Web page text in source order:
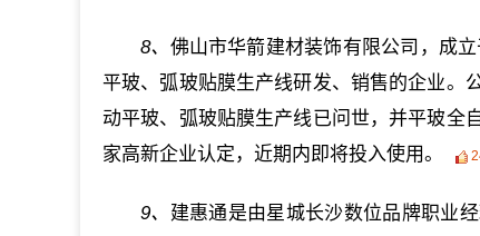
8、 佛山市华箭建材装饰有限公司，成
平玻、弧玻贴膜生产线研发、销售的企业。
动平玻、弧玻贴膜生产线已问世，并平玻全
家高新企业认定，近期内即将投入使用。
9、 建惠通是由星城长沙数位品牌职业